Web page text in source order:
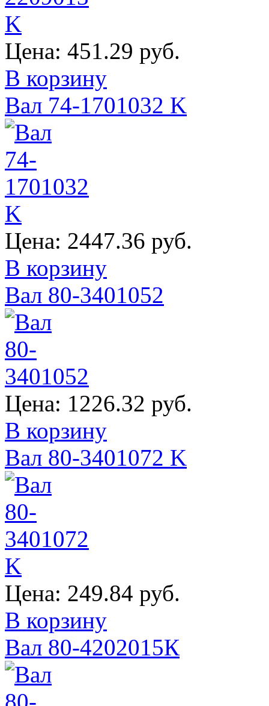
Цена: 451.29 руб.
В корзину
Вал 74-1701032 K
Цена: 2447.36 руб.
В корзину
Вал 80-3401052
Цена: 1226.32 руб.
В корзину
Вал 80-3401072 K
Цена: 249.84 руб.
В корзину
Вал 80-4202015К